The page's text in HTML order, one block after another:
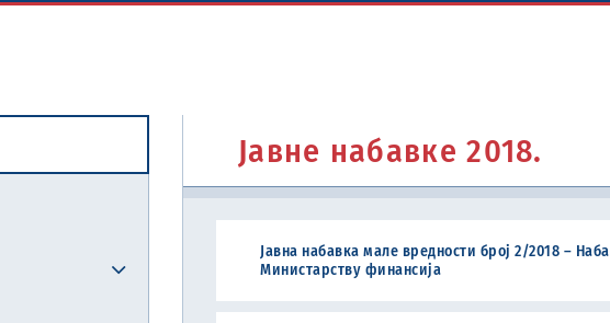
Јавне набавке 2018.
Јавна набавка мале вредности број 2/2018 –
Министарству финансија